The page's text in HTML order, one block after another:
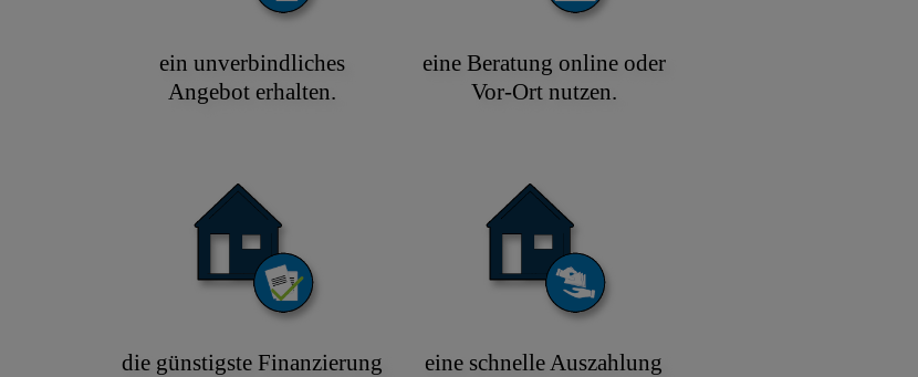
ein unverbindliches
Angebot erhalten.
eine Beratung online oder
Vor-Ort nutzen.
die günstigste Finanzierung
eine schnelle Auszahlung